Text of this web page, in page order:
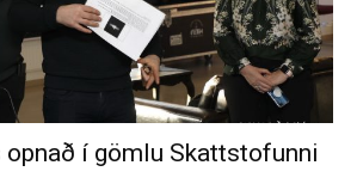
opnað í gömlu Skattstofunni